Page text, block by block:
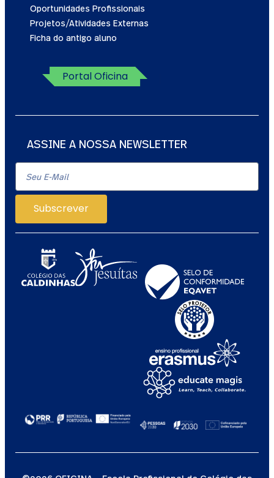
Oportunidades Profissionais
Projetos/Atividades Externas
Ficha do antigo aluno
Portal Oficina
ASSINE A NOSSA NEWSLETTER
Subscrever